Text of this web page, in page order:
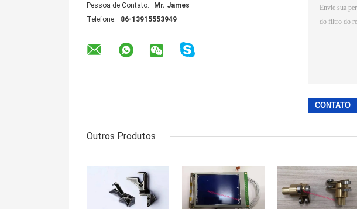
Pessoa de Contato:
Mr. James
Telefone:
86-13915553949
Outros Produtos